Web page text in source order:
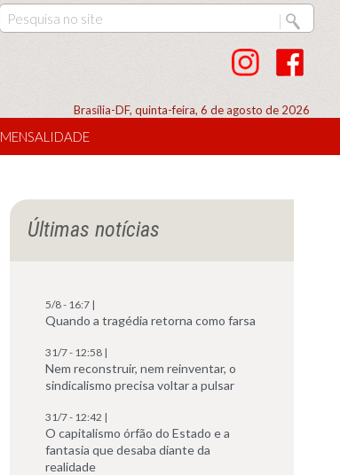
Brasília-DF, quinta-feira, 6 de agosto de 2026
MENSALIDADE
Últimas notícias
5/8 - 16:7 |
Quando a tragédia retorna como farsa
31/7 - 12:58 |
Nem reconstruir, nem reinventar, o
sindicalismo precisa voltar a pulsar
31/7 - 12:42 |
O capitalismo órfão do Estado e a
fantasia que desaba diante da
realidade